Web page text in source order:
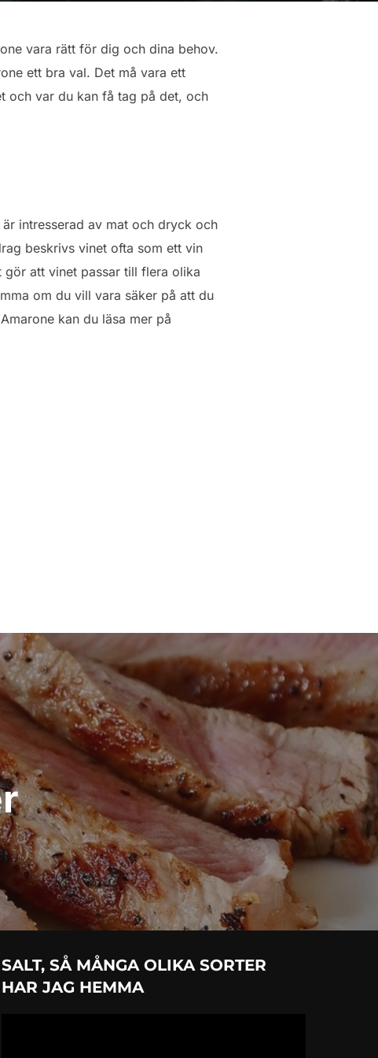
vara rätt för dig och dina behov.
ett bra val. Det må vara ett
och var du kan få tag på det, och
intresserad av mat och dryck och
beskrivs vinet ofta som ett vin
att vinet passar till flera olika
om du vill vara säker på att du
kan du läsa mer på
SALT, SÅ MÅNGA OLIKA SORTER
HAR JAG HEMMA